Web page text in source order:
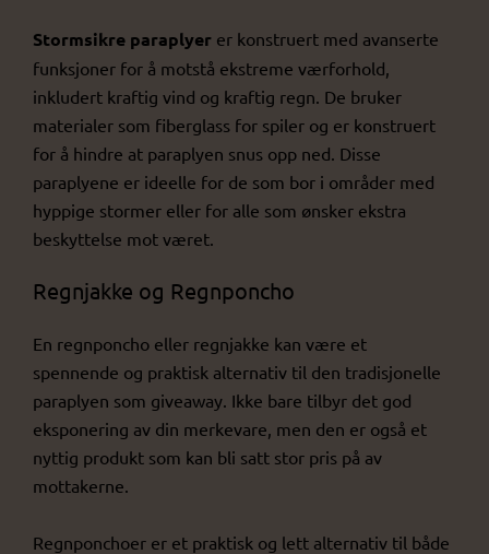
Stormsikre paraplyer er konstruert med avanserte
funksjoner for å motstå ekstreme værforhold,
inkludert kraftig vind og kraftig regn. De bruker
materialer som fiberglass for spiler og er konstruert
for å hindre at paraplyen snus opp ned. Disse
paraplyene er ideelle for de som bor i områder med
hyppige stormer eller for alle som ønsker ekstra
beskyttelse mot været.
Regnjakke og Regnponcho
En regnponcho eller regnjakke kan være et
spennende og praktisk alternativ til den tradisjonelle
paraplyen som giveaway. Ikke bare tilbyr det god
eksponering av din merkevare, men den er også et
nyttig produkt som kan bli satt stor pris på av
mottakerne.
Regnponchoer er et praktisk og lett alternativ til både